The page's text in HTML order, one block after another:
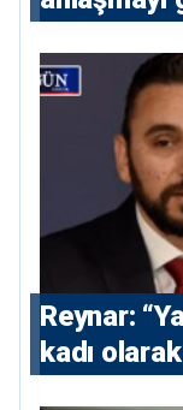
Reynar:
kadı